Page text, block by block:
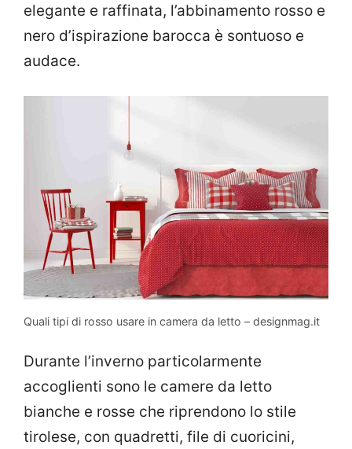
elegante e raffinata, l’abbinamento rosso e
nero d’ispirazione barocca è sontuoso e
audace.
Quali tipi di rosso usare in camera da letto – designmag.it
Durante l’inverno particolarmente
accoglienti sono le camere da letto
bianche e rosse che riprendono lo stile
tirolese, con quadretti, file di cuoricini,